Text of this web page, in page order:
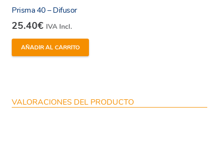
Prisma 40 – Difusor
25.40€ IVA Incl.
AÑADIR AL CARRITO
VALORACIONES DEL PRODUCTO